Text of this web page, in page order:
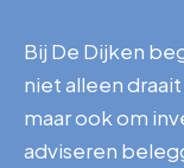
Bij De Dijken
niet alleen
maar ook om
adviseren